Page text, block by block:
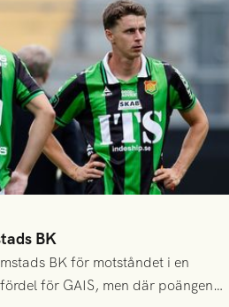
BK
BK för motståndet i en
för GAIS, men där poängen